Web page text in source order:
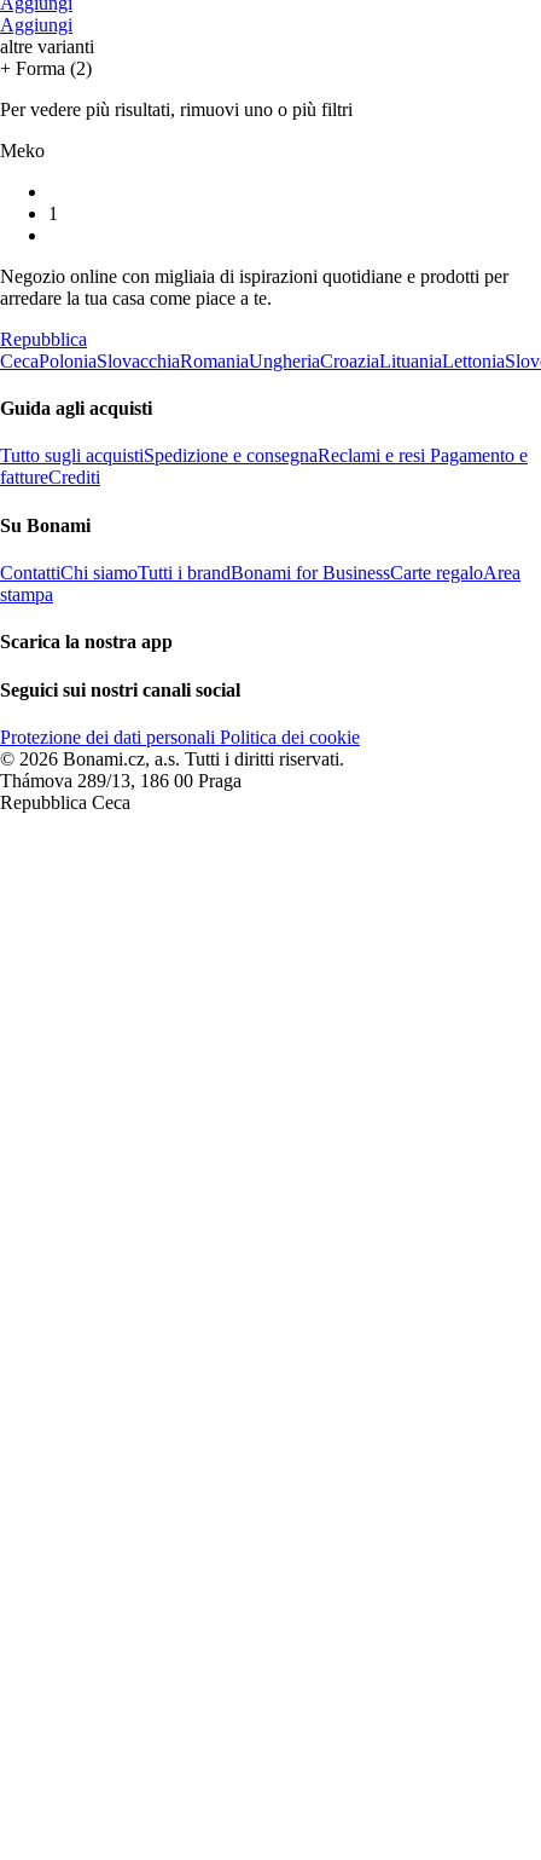
Aggiungi
altre varianti
+ Forma (2)
Per vedere più risultati, rimuovi uno o più filtri
Meko
1
Negozio online con migliaia di ispirazioni quotidiane e prodotti per
arredare la tua casa come piace a te.
Repubblica
CecaPoloniaSlovacchiaRomaniaUngheriaCroaziaLituaniaLettonia
Guida agli acquisti
Tutto sugli acquistiSpedizione e consegnaReclami e resi Pagamento e
fattureCrediti
Su Bonami
ContattiChi siamoTutti i brandBonami for BusinessCarte regaloArea
stampa
Scarica la nostra app
Seguici sui nostri canali social
Protezione dei dati personali Politica dei cookie
© 2026 Bonami.cz, a.s. Tutti i diritti riservati.
Thámova 289/13, 186 00 Praga
Repubblica Ceca